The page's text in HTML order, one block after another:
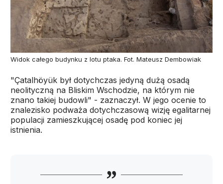
Widok całego budynku z lotu ptaka. Fot. Mateusz Dembowiak
"Çatalhöyük był dotychczas jedyną dużą osadą
neolityczną na Bliskim Wschodzie, na którym nie
znano takiej budowli" - zaznaczył. W jego ocenie to
znalezisko podważa dotychczasową wizję egalitarnej
populacji zamieszkującej osadę pod koniec jej
istnienia.